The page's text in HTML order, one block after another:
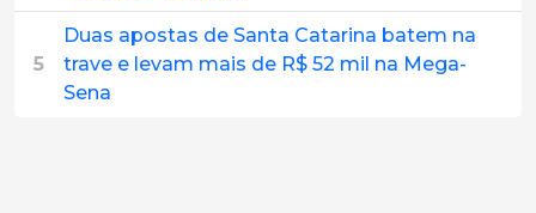
5
Duas apostas de Santa Catarina batem na
trave e levam mais de R$ 52 mil na Mega-
Sena